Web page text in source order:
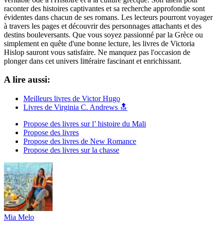
raconter des histoires captivantes et sa recherche approfondie sont
évidentes dans chacun de ses romans. Les lecteurs pourront voyager
à travers les pages et découvrir des personnages attachants et des
destins bouleversants. Que vous soyez passionné par la Grèce ou
simplement en quête d'une bonne lecture, les livres de Victoria
Hislop sauront vous satisfaire. Ne manquez pas l'occasion de
plonger dans cet univers littéraire fascinant et enrichissant.
A lire aussi:
Meilleurs livres de Victor Hugo
Livres de Virginia C. Andrews 🔝
Propose des livres sur l’ histoire du Mali
Propose des livres
Propose des livres de New Romance
Propose des livres sur la chasse
Mia Melo